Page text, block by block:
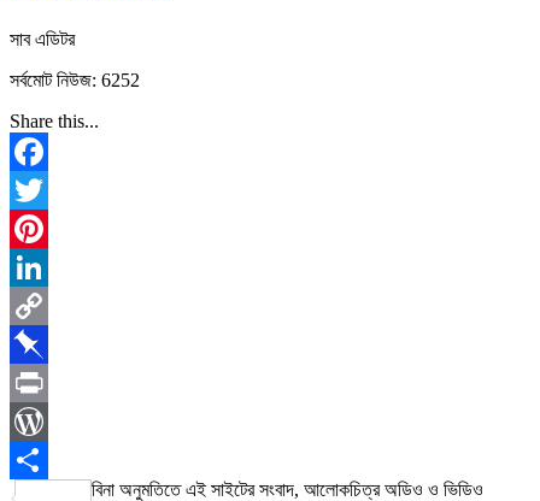
সাব এডিটর
সর্বমোট নিউজ: 6252
Share this...
Facebook
Twitter
Pinterest
LinkedIn
Copy
Link
Pinboard
Print
WordPress
বিনা অনুমতিতে এই সাইটের সংবাদ, আলোকচিত্র অডিও ও ভিডিও